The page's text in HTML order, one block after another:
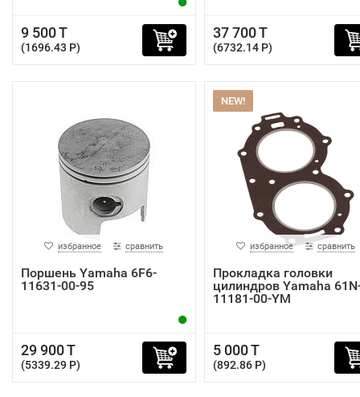
9 500 T
(1696.43 P)
37 700 T
(6732.14 P)
избранное сравнить
Поршень Yamaha 6F6-
11631-00-95
29 900 T
(5339.29 P)
NEW!
избранное сравнить
Прокладка головки
цилиндров Yamaha
11181-00-YM
5 000 T
(892.86 P)